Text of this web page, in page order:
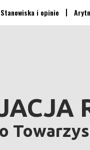
Stanowiska i opinie